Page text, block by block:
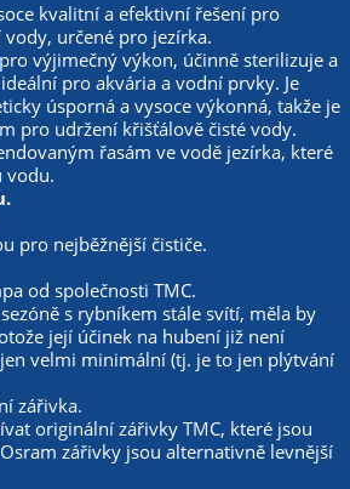
kvalitní a efektivní řešení pro
určené pro jezírka.
výjimečný výkon, účinně sterilizuje a
pro akvária a vodní prvky. Je
úsporná a vysoce výkonná, takže je
pro udržení křišťálově čisté vody.
řasám ve vodě jezírka, které
vodu.
pro nejběžnější čističe.
od společnosti TMC.
s rybníkem stále svítí, měla by
její účinek na hubení již není
velmi minimální (tj. je to jen plýtvání
zářivka.
originální zářivky TMC, které jsou
zářivky jsou alternativně levnější